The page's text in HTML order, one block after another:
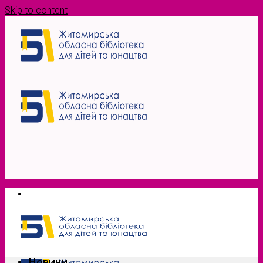
Skip to content